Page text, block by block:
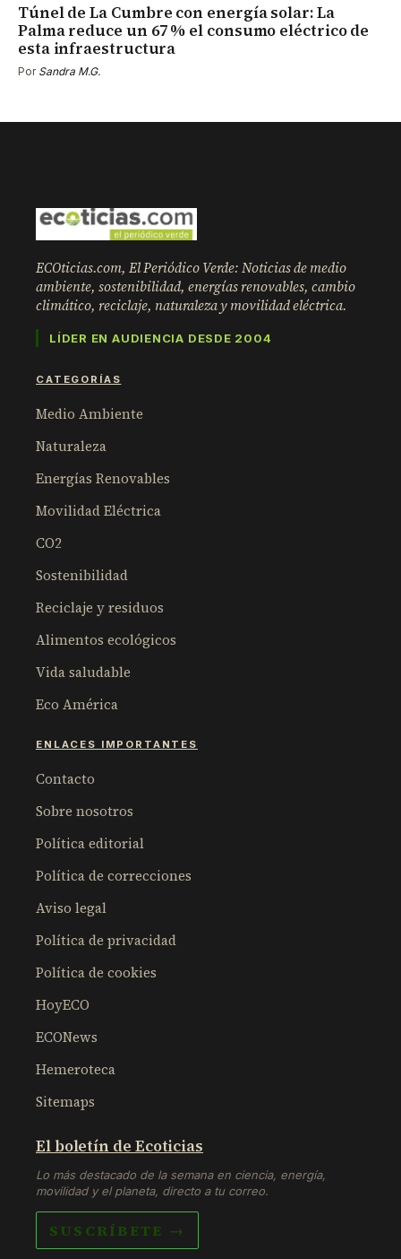
Túnel de La Cumbre con energía solar: La
Palma reduce un 67 % el consumo eléctrico de
esta infraestructura
Por Sandra M.G.
ECOticias.com, El Periódico Verde: Noticias de medio
ambiente, sostenibilidad, energías renovables, cambio
climático, reciclaje, naturaleza y movilidad eléctrica.
LÍDER EN AUDIENCIA DESDE 2004
CATEGORÍAS
Medio Ambiente
Naturaleza
Energías Renovables
Movilidad Eléctrica
CO2
Sostenibilidad
Reciclaje y residuos
Alimentos ecológicos
Vida saludable
Eco América
ENLACES IMPORTANTES
Contacto
Sobre nosotros
Política editorial
Política de correcciones
Aviso legal
Política de privacidad
Política de cookies
HoyECO
ECONews
Hemeroteca
Sitemaps
El boletín de Ecoticias
Lo más destacado de la semana en ciencia, energía,
movilidad y el planeta, directo a tu correo.
SUSCRÍBETE →